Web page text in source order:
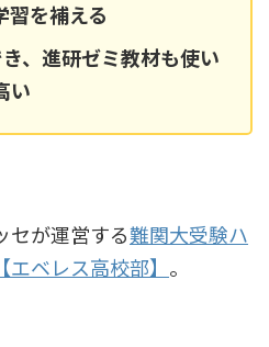
習を補える
、進研ゼミ教材も使い
い
セが運営する難関大受験ハ
ベレス高校部】 。